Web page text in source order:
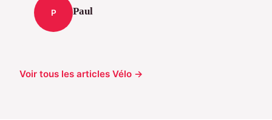
P Paul
Voir tous les articles Vélo →